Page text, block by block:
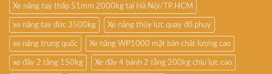
Xe nâng tay thấp 51mm 2000kg tại Hà Nội/TP.HCM
xe nâng tay đức 3500kg Xe nâng thủy lực quay đổ phuy
xe nâng trung quốc Xe nâng WP1000 mặt bàn chất lượng cao
xe đẩy 2 tầng 150kg Xe đẩy 4 bánh 2 tầng 200kg chịu lực cao